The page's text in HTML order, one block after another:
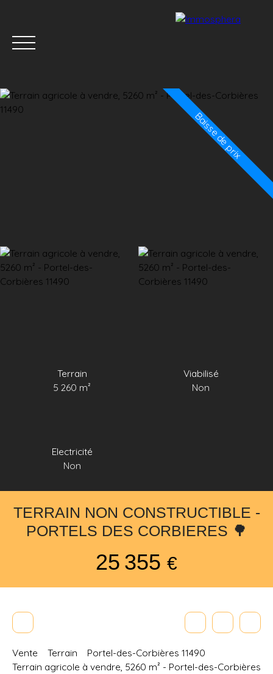
Baisse de prix
Terrain
5 260 m²
Viabilisé
Non
Electricité
Non
TERRAIN NON CONSTRUCTIBLE -
PORTELS DES CORBIERES 🌳
25 355 €
Vente Terrain
Portel-des-Corbières 11490
Terrain agricole à vendre, 5260 m² - Portel-des-Corbières